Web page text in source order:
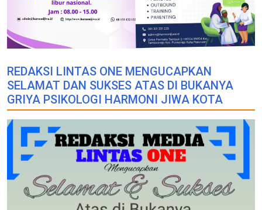
REDAKSI LINTAS ONE MENGUCAPKAN
SELAMAT DAN SUKSES ATAS DI BUKANYA
GRIYA PSIKOLOGI HARMONI JIWA KOTA